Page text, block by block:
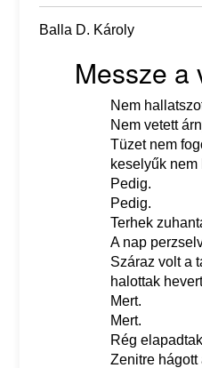
Balla D. Károly
Messze a
Nem
Nem vetett
Tüzet nem
keselyűk
Pedig.
Pedig.
Terhek
A nap
Száraz volt a
halottak
Mert.
Mert.
Rég
Zenitre hágott